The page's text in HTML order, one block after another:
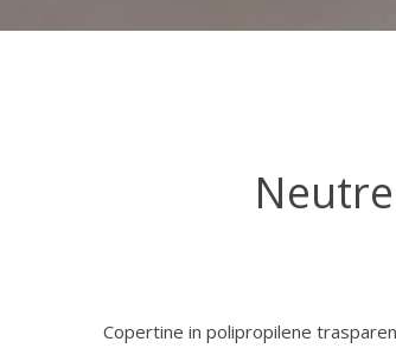
Copertine in polipropilene